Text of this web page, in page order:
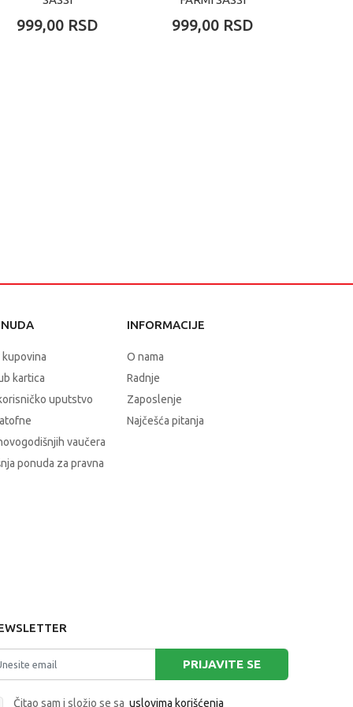
999,00 RSD 999,00 RSD
kartica
uputstvo
vaučera
ponuda za pravna
INFORMACIJE
O nama
Radnje
Zaposlenje
Najčešća pitanja
PRIJAVITE SE
Čitao sam i složio se sa uslovima korišćenja